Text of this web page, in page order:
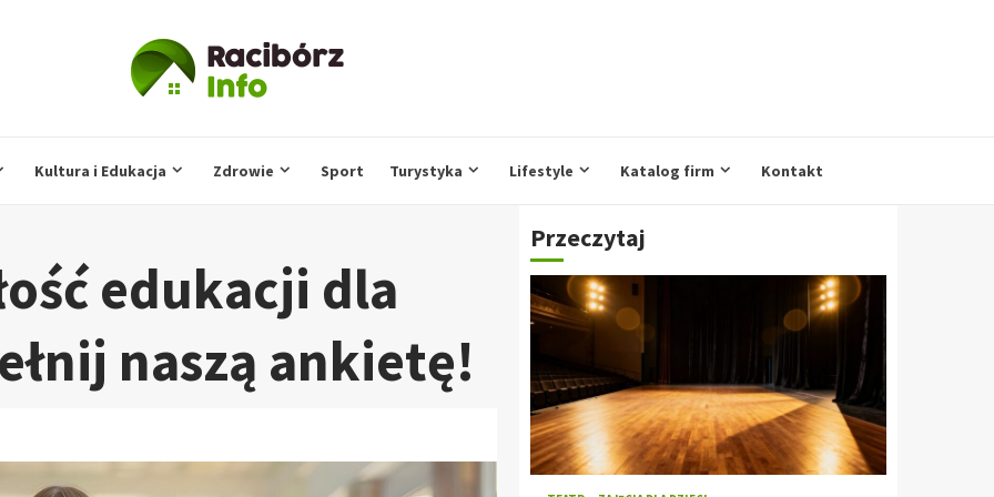
Kultura i Edukacja Zdrowie Sport Turystyka Lifestyle Katalog firm Kontakt
edukacji dla
naszą ankietę!
Przeczytaj